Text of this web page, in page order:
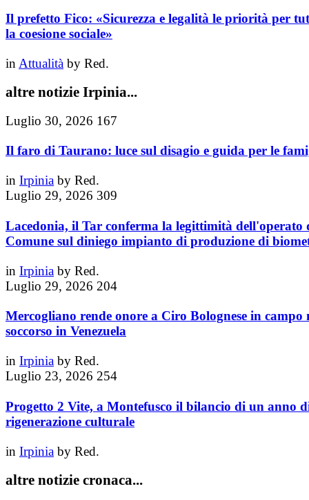
Il prefetto Fico: «Sicurezza e legalità le priorità per
la coesione sociale»
inAttualità by Red.
altre notizie Irpinia...
Luglio 30, 2026 167
Il faro di Taurano: luce sul disagio e guida per le
in Irpinia by Red.
Luglio 29, 2026 309
Lacedonia, il Tar conferma la legittimità dell'operato
Comune sul diniego impianto di produzione di
in Irpinia by Red.
Luglio 29, 2026 204
Mercogliano rende onore a Ciro Bolognese in campo
soccorso in Venezuela
in Irpinia by Red.
Luglio 23, 2026 254
Progetto 2 Vite, a Montefusco il bilancio di un anno
rigenerazione culturale
in Irpinia by Red.
altre notizie cronaca...